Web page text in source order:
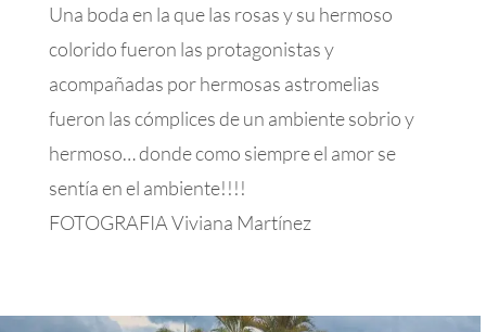
Una boda en la que las rosas y su hermoso
colorido fueron las protagonistas y
acompañadas por hermosas astromelias
fueron las cómplices de un ambiente sobrio y
hermoso… donde como siempre el amor se
sentía en el ambiente!!!!
FOTOGRAFIA Viviana Martínez